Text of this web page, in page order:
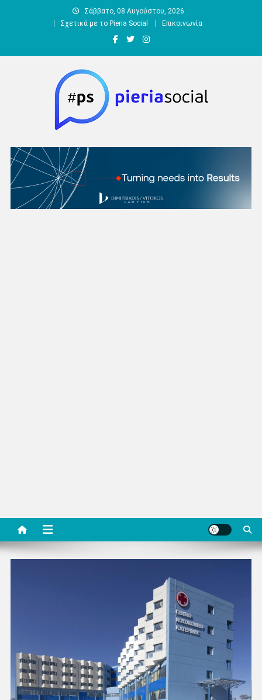
Σάββατο, 08 Αυγούστου, 2026
Σχετικά με το Pieria Social
Επικοινωνία
Pieria Social